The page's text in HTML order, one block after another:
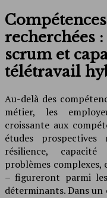
recherchées
scrum et
télétravail
Au-delà des
métier, les
croissante aux
études
résilience, capacité
problèmes
– figureront parmi
déterminants. Dans